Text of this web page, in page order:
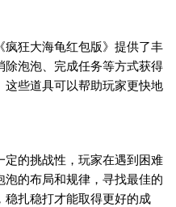
疯狂大海龟红包版》提供了丰
泡泡、完成任务等方式获得
些道具可以帮助玩家更快地
的挑战性，玩家在遇到困难
的布局和规律，寻找最佳的
稳扎稳打才能取得更好的成